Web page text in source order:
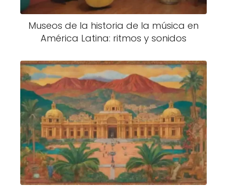
Museos de la historia de la música en
América Latina: ritmos y sonidos